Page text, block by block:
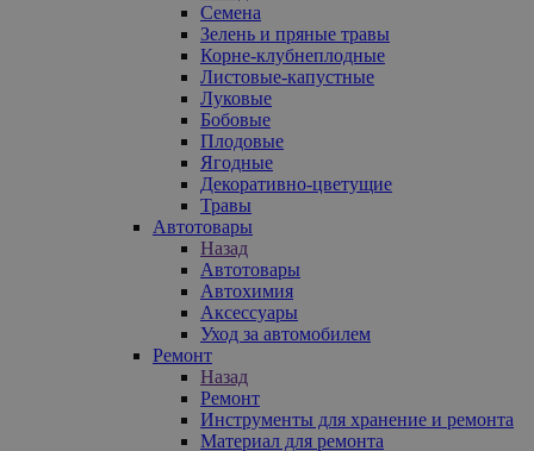
Семена
Зелень и пряные травы
Корне-клубнеплодные
Листовые-капустные
Луковые
Бобовые
Плодовые
Ягодные
Декоративно-цветущие
Травы
Автотовары
Назад
Автотовары
Автохимия
Аксессуары
Уход за автомобилем
Ремонт
Назад
Ремонт
Инструменты для хранение и ремонта
Материал для ремонта